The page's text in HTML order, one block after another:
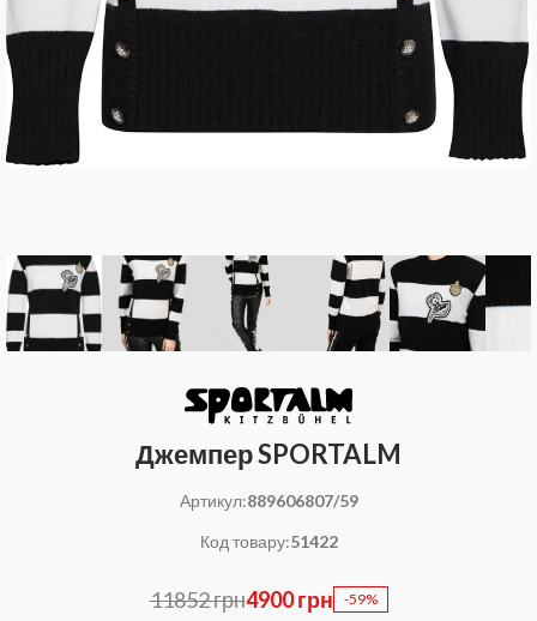
Джемпер SPORTALM
Артикул:889606807/59
Код товару:51422
11852 грн4900 грн -59%